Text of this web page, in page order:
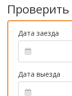
Дата заезда
Дата выезда